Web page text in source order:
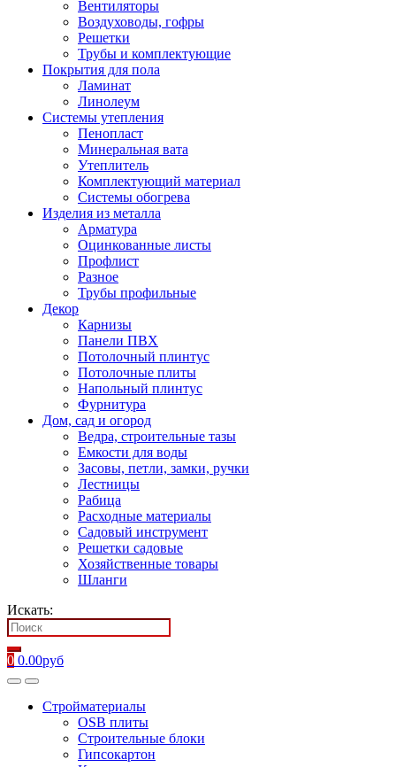
Вентиляторы
Воздуховоды, гофры
Решетки
Трубы и комплектующие
Покрытия для пола
Ламинат
Линолеум
Системы утепления
Пенопласт
Минеральная вата
Утеплитель
Комплектующий материал
Системы обогрева
Изделия из металла
Арматура
Оцинкованные листы
Профлист
Разное
Трубы профильные
Декор
Карнизы
Панели ПВХ
Потолочный плинтус
Потолочные плиты
Напольный плинтус
Фурнитура
Дом, сад и огород
Ведра, строительные тазы
Емкости для воды
Засовы, петли, замки, ручки
Лестницы
Рабица
Расходные материалы
Садовый инструмент
Решетки садовые
Хозяйственные товары
Шланги
Искать:
0 0.00руб
Стройматериалы
OSB плиты
Строительные блоки
Гипсокартон